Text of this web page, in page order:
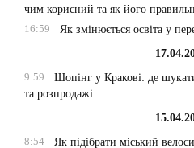
чим корисний та як його
16:59
Як змінюється освіта у
9:59
Шопінг у Кракові: де
та розпродажі
8:54
Як підібрати міський